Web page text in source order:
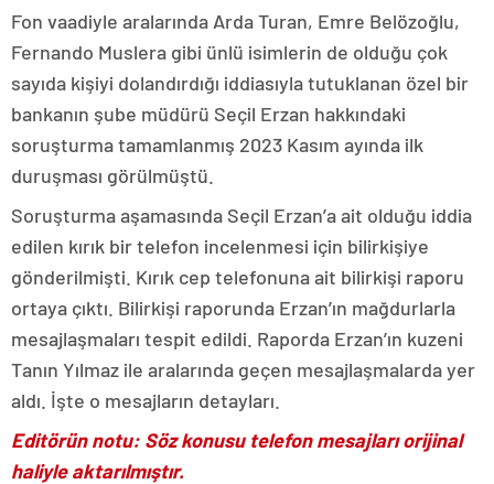
Fon vaadiyle aralarında Arda Turan, Emre Belözoğlu,
Fernando Muslera gibi ünlü isimlerin de olduğu çok
sayıda kişiyi dolandırdığı iddiasıyla tutuklanan özel bir
bankanın şube müdürü Seçil Erzan hakkındaki
soruşturma tamamlanmış 2023 Kasım ayında ilk
duruşması görülmüştü.
Soruşturma aşamasında Seçil Erzan’a ait olduğu iddia
edilen kırık bir telefon incelenmesi için bilirkişiye
gönderilmişti. Kırık cep telefonuna ait bilirkişi raporu
ortaya çıktı. Bilirkişi raporunda Erzan’ın mağdurlarla
mesajlaşmaları tespit edildi. Raporda Erzan’ın kuzeni
Tanın Yılmaz ile aralarında geçen mesajlaşmalarda yer
aldı. İşte o mesajların detayları.
Editörün notu: Söz konusu telefon mesajları orijinal
haliyle aktarılmıştır.